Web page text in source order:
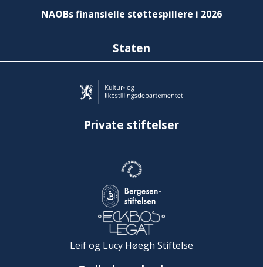
NAOBs finansielle støttespillere i 2026
Staten
Private stiftelser
Leif og Lucy Høegh Stiftelse